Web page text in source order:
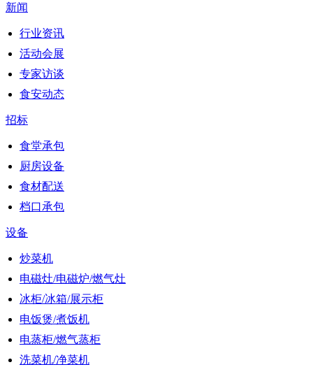
新闻
行业资讯
活动会展
专家访谈
食安动态
招标
食堂承包
厨房设备
食材配送
档口承包
设备
炒菜机
电磁灶/电磁炉/燃气灶
冰柜/冰箱/展示柜
电饭煲/煮饭机
电蒸柜/燃气蒸柜
洗菜机/净菜机